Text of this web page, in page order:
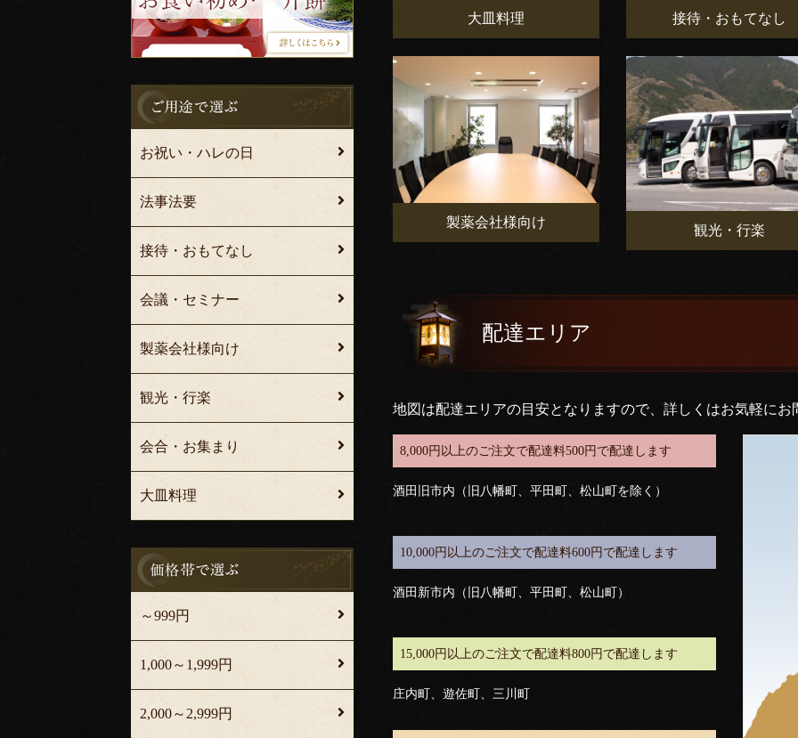
大皿料理 接待・おもてなし
製薬会社様向け
観光・行楽
配達エリア
地図は配達エリアの目安となりますので、詳しくはお気軽にお
8,000円以上のご注文で配達料500円で配達します
酒田旧市内（旧八幡町、平田町、松山町を除く）
10,000円以上のご注文で配達料600円で配達します
酒田新市内（旧八幡町、平田町、松山町）
15,000円以上のご注文で配達料800円で配達します
庄内町、遊佐町、三川町
お祝い・ハレの日
法事法要
接待・おもてなし
会議・セミナー
製薬会社様向け
観光・行楽
会合・お集まり
大皿料理
～999円
1,000～1,999円
2,000～2,999円